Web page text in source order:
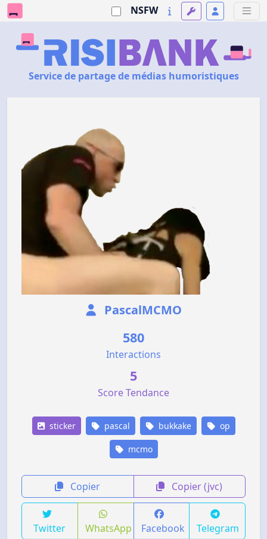
NSFW
Service de partage de médias humoristiques
PascalMCMO
580
Interactions
5
Score Tendance
sticker pascal bukkake op
mcmo
Copier Copier (jvc)
Twitter WhatsApp Facebook Telegram